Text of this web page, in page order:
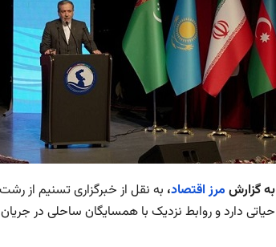
به گزارش مرز اقتصاد، به نقل از خبرگزاری تسنیم از
حیاتی دارد و روابط نزدیک با همسایگان ساحلی در